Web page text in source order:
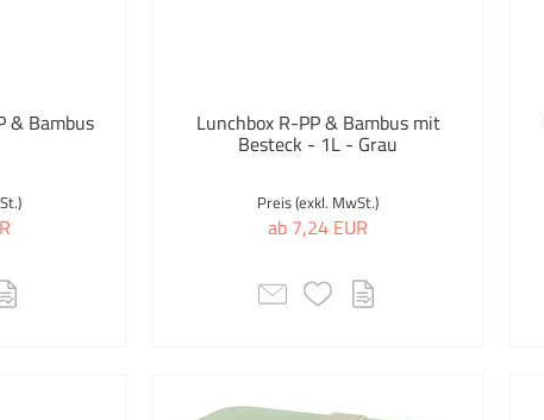
& Bambus Lunchbox R-PP & Bambus mit
Besteck - 1L - Grau
Preis (exkl. MwSt.)
ab 7,24 EUR